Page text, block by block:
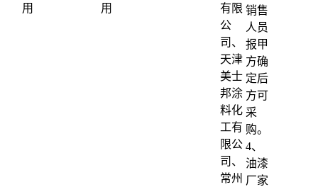
用
用
有限
公
司、
天津
美士
邦涂
料化
工有
限公
司、
常州
销售
人员
报甲
方确
定后
方可
采
购。
4、
油漆
厂家